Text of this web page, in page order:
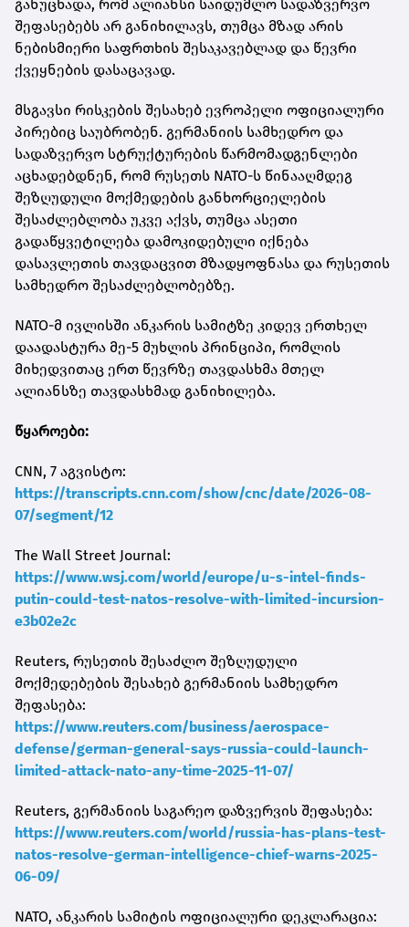
განუცხადა, რომ ალიანსი საიდუმლო სადაზვერვო
შეფასებებს არ განიხილავს, თუმცა მზად არის
ნებისმიერი საფრთხის შესაკავებლად და წევრი
ქვეყნების დასაცავად.
მსგავსი რისკების შესახებ ევროპელი ოფიციალური
პირებიც საუბრობენ. გერმანიის სამხედრო და
სადაზვერვო სტრუქტურების წარმომადგენლები
აცხადებდნენ, რომ რუსეთს NATO-ს წინააღმდეგ
შეზღუდული მოქმედების განხორციელების
შესაძლებლობა უკვე აქვს, თუმცა ასეთი
გადაწყვეტილება დამოკიდებული იქნება
დასავლეთის თავდაცვით მზადყოფნასა და რუსეთის
სამხედრო შესაძლებლობებზე.
NATO-მ ივლისში ანკარის სამიტზე კიდევ ერთხელ
დაადასტურა მე-5 მუხლის პრინციპი, რომლის
მიხედვითაც ერთ წევრზე თავდასხმა მთელ
ალიანსზე თავდასხმად განიხილება.
წყაროები:
CNN, 7 აგვისტო:
https://transcripts.cnn.com/show/cnc/date/2026-08-
07/segment/12
The Wall Street Journal:
https://www.wsj.com/world/europe/u-s-intel-finds-
putin-could-test-natos-resolve-with-limited-incursion-
e3b02e2c
Reuters, რუსეთის შესაძლო შეზღუდული
მოქმედებების შესახებ გერმანიის სამხედრო
შეფასება:
https://www.reuters.com/business/aerospace-
defense/german-general-says-russia-could-launch-
limited-attack-nato-any-time-2025-11-07/
Reuters, გერმანიის საგარეო დაზვერვის შეფასება:
https://www.reuters.com/world/russia-has-plans-test-
natos-resolve-german-intelligence-chief-warns-2025-
06-09/
NATO, ანკარის სამიტის ოფიციალური დეკლარაცია: